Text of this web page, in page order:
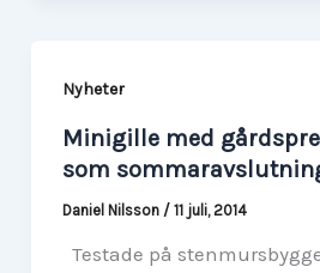
Nyheter
Minigille med
som
Daniel Nilsson / 11 juli, 2014
Testade på